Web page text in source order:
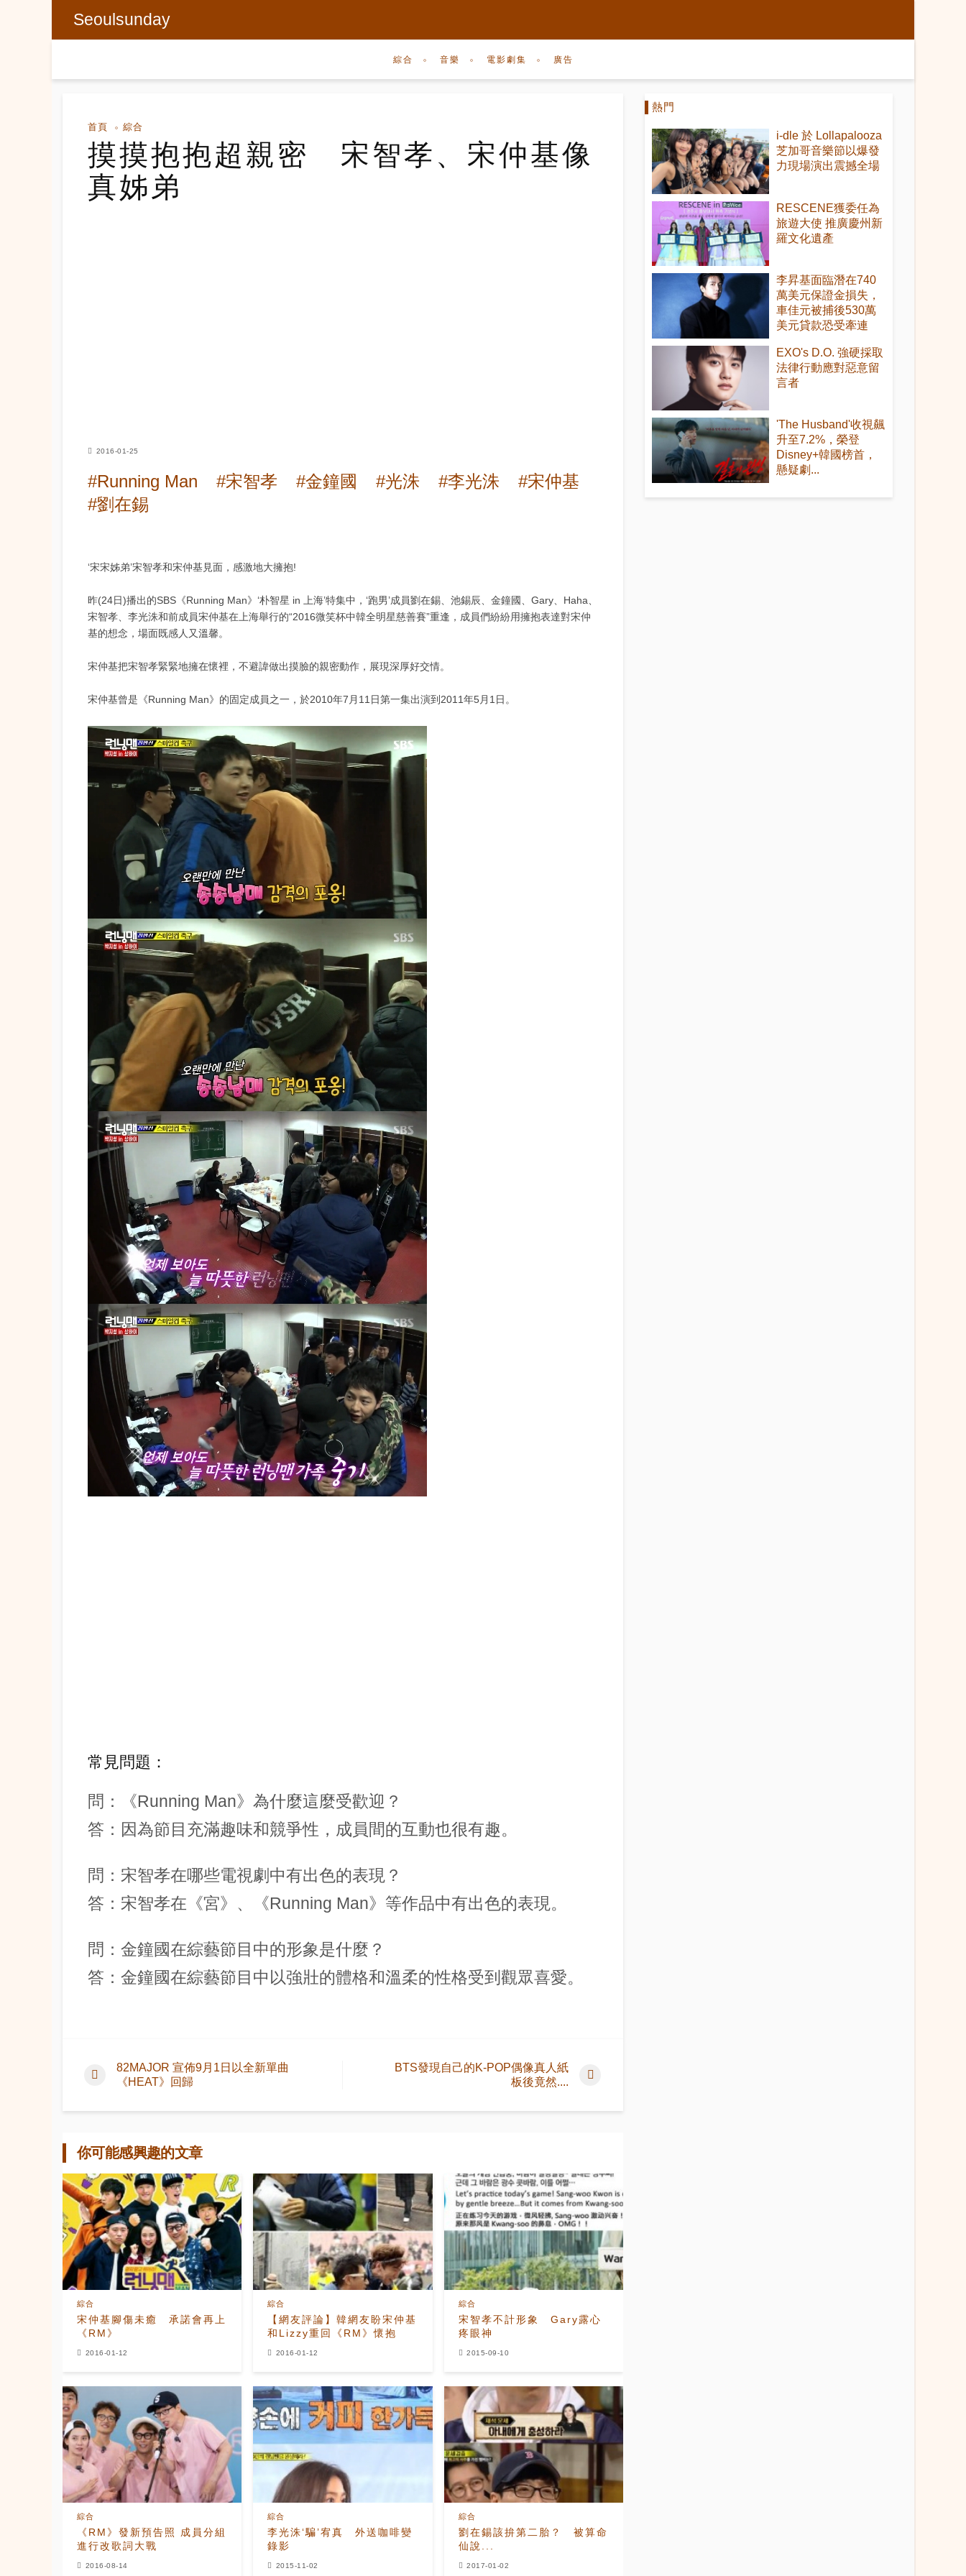
Seoulsunday
綜合 音樂 電影劇集 廣告
首頁 綜合
摸摸抱抱超親密 宋智孝、宋仲基像
真姊弟
2016-01-25
#Running Man #宋智孝 #金鐘國 #光洙 #李光洙
#宋仲基
#劉在錫
‘宋宋姊弟’宋智孝和宋仲基見面，感激地大擁抱!
昨(24日)播出的SBS《Running Man》‘朴智星 in 上海’特集中，‘跑男’成員劉在錫、池錫辰、金鐘國、Gary、Haha、
宋智孝、李光洙和前成員宋仲基在上海舉行的“2016微笑杯中韓全明星慈善賽”重逢，成員們紛紛用擁抱表達對宋仲
基的想念，場面既感人又溫馨。
宋仲基把宋智孝緊緊地擁在懷裡，不避諱做出摸臉的親密動作，展現深厚好交情。
宋仲基曾是《Running Man》的固定成員之一，於2010年7月11日第一集出演到2011年5月1日。
常見問題：
問：《Running Man》為什麼這麼受歡迎？
答：因為節目充滿趣味和競爭性，成員間的互動也很有趣。
問：宋智孝在哪些電視劇中有出色的表現？
答：宋智孝在《宮》、《Running Man》等作品中有出色的表現。
問：金鐘國在綜藝節目中的形象是什麼？
答：金鐘國在綜藝節目中以強壯的體格和溫柔的性格受到觀眾喜愛。
82MAJOR 宣佈9月1日以全新單曲
《HEAT》回歸
BTS發現自己的K-POP偶像真人紙
板後竟然....
你可能感興趣的文章
宋仲基腳傷未癒 承諾會再上
《RM》
綜合
2016-01-12
【網友評論】韓網友盼宋仲基
和Lizzy重回《RM》懷抱
綜合
2016-01-12
宋智孝不計形象 Gary露心
疼眼神
綜合
2015-09-10
《RM》發新預告照 成員分組
進行改歌詞大戰
綜合
2016-08-14
李光洙‘騙’宥真 外送咖啡變
錄影
綜合
2015-11-02
劉在錫該拚第二胎？ 被算命
仙說...
綜合
2017-01-02
熱門
i-dle 於 Lollapalooza
芝加哥音樂節以爆發
力現場演出震撼全場
RESCENE獲委任為
旅遊大使 推廣慶州新
羅文化遺產
李昇基面臨潛在740
萬美元保證金損失，
車佳元被捕後530萬
美元貸款恐受牽連
EXO's D.O. 強硬採取
法律行動應對惡意留
言者
'The Husband'收視飆
升至7.2%，榮登
Disney+韓國榜首，
懸疑劇...